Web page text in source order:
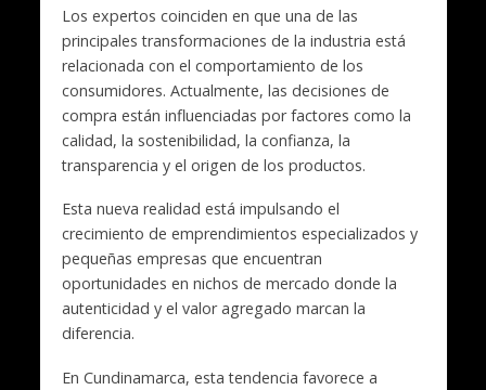
Los expertos coinciden en que una de las
principales transformaciones de la industria está
relacionada con el comportamiento de los
consumidores. Actualmente, las decisiones de
compra están influenciadas por factores como la
calidad, la sostenibilidad, la confianza, la
transparencia y el origen de los productos.
Esta nueva realidad está impulsando el
crecimiento de emprendimientos especializados y
pequeñas empresas que encuentran
oportunidades en nichos de mercado donde la
autenticidad y el valor agregado marcan la
diferencia.
En Cundinamarca, esta tendencia favorece a